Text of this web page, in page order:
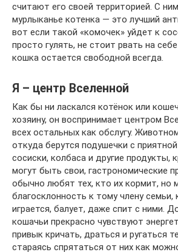
считают его своей территорией. С
мурлыканье котенка — это лучший
вот если такой «комочек» уйдет к
просто гулять, не стоит рвать на
кошка остается свободной всегда.
Я – центр Вселенной
Как бы ни ласкался котёнок или
хозяину, он воспринимает центром
всех остальных как обслугу.
откуда берутся подушечки с
сосиски, колбаса и другие продукты,
могут быть свои, гастрономические
обычно любят тех, кто их кормит, но
благосклонность к тому члену
играется, балует, даже спит с ними.
кошачьи прекрасно чувствуют
привык кричать, драться и ругаться
стараясь спрятаться от них как